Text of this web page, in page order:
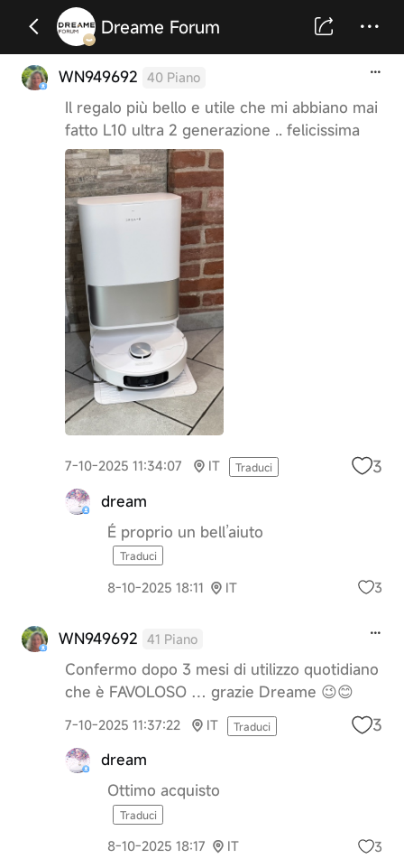
Dreame Forum
WN949692 40 Piano
Il regalo più bello e utile che mi abbiano mai
fatto L10 ultra 2 generazione .. felicissima
7-10-2025 11:34:07 IT Traduci 3
dream
É proprio un bell’aiuto
Traduci
8-10-2025 18:11 IT 3
WN949692 41 Piano
Confermo dopo 3 mesi di utilizzo quotidiano
che è FAVOLOSO … grazie Dreame 😉😊
7-10-2025 11:37:22 IT Traduci 3
dream
Ottimo acquisto
Traduci
8-10-2025 18:17 IT 3